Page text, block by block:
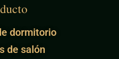
dormitorio
de salón